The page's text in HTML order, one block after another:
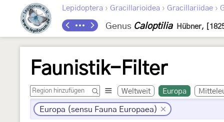
Lepidoptera › Gracillarioidea › Gracillariidae ›
Genus Caloptilia Hübner,
Faunistik-Filter
Weltweit Europa
Europa (sensu Fauna Europaea)